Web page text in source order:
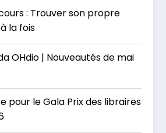
: Trouver son propre
la fois
OHdio | Nouveautés de mai
pour le Gala Prix des libraires